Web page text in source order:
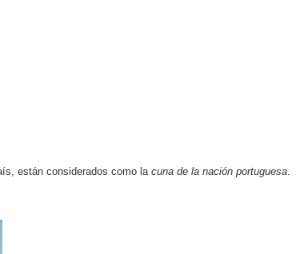
están considerados como la cuna de la nación portuguesa